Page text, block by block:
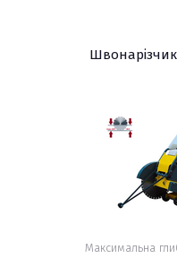
Максимальна